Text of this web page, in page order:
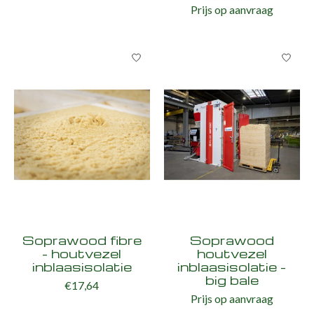
Prijs op aanvraag
Soprawood fibre
- houtvezel
inblaasisolatie
€17,64
Soprawood
houtvezel
inblaasisolatie -
big bale
Prijs op aanvraag